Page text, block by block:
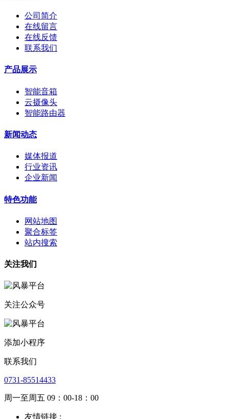
公司简介
在线留言
在线反馈
联系我们
产品展示
智能音箱
云摄像头
智能路由器
新闻动态
媒体报道
行业资讯
企业新闻
特色功能
网站地图
聚合标签
站内搜索
关注我们
关注公众号
添加小程序
联系我们
0731-85514433
周一至周五 09：00-18：00
友情链接 :